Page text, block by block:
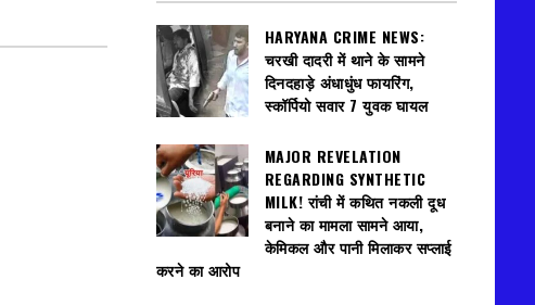
HARYANA CRIME NEWS:
चरखी दादरी में थाने के सामने
दिनदहाड़े अंधाधुंध फायरिंग,
स्कॉर्पियो सवार 7 युवक घायल
MAJOR REVELATION
REGARDING SYNTHETIC
MILK! रांची में कथित नकली दूध
बनाने का मामला सामने आया,
केमिकल और पानी मिलाकर सप्लाई
करने का आरोप